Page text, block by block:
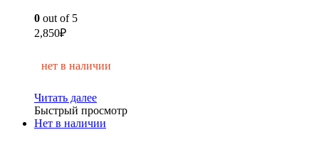
0 out of 5
2,850₽
нет в наличии
Читать далее
Быстрый просмотр
Нет в наличии